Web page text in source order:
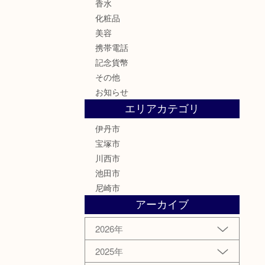
香水
化粧品
美容
携帯電話
記念貨幣
その他
お知らせ
エリアカテゴリ
伊丹市
宝塚市
川西市
池田市
尼崎市
アーカイブ
2026年
2025年